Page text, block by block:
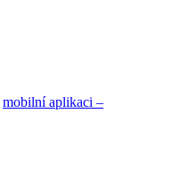
mobilní aplikaci –